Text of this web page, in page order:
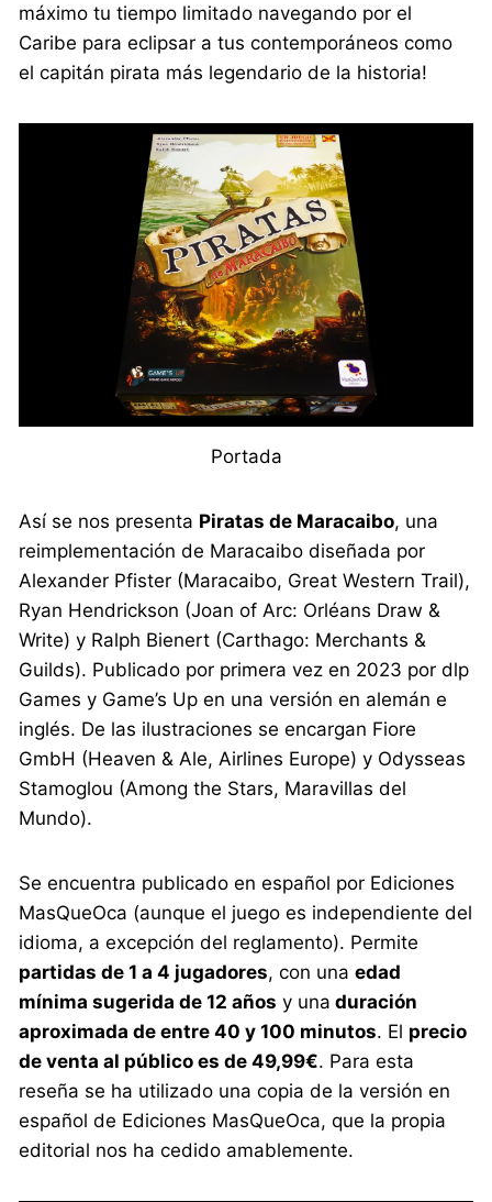
máximo tu tiempo limitado navegando por el
Caribe para eclipsar a tus contemporáneos como
el capitán pirata más legendario de la historia!
Portada
Así se nos presenta Piratas de Maracaibo, una
reimplementación de Maracaibo diseñada por
Alexander Pfister (Maracaibo, Great Western Trail),
Ryan Hendrickson (Joan of Arc: Orléans Draw &
Write) y Ralph Bienert (Carthago: Merchants &
Guilds). Publicado por primera vez en 2023 por dlp
Games y Game’s Up en una versión en alemán e
inglés. De las ilustraciones se encargan Fiore
GmbH (Heaven & Ale, Airlines Europe) y Odysseas
Stamoglou (Among the Stars, Maravillas del
Mundo).
Se encuentra publicado en español por Ediciones
MasQueOca (aunque el juego es independiente del
idioma, a excepción del reglamento). Permite
partidas de 1 a 4 jugadores, con unaedad
mínima sugerida de 12 años y una duración
aproximada de entre 40 y 100 minutos. El precio
de venta al público es de 49,99€. Para esta
reseña se ha utilizado una copia de la versión en
español de Ediciones MasQueOca, que la propia
editorial nos ha cedido amablemente.